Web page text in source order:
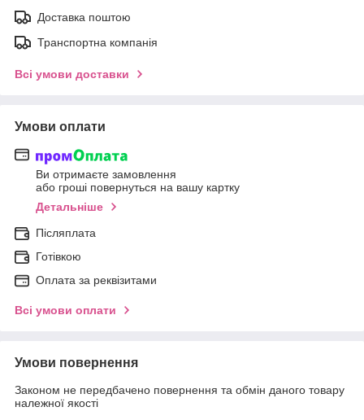
Доставка поштою
Транспортна компанія
Всі умови доставки
Умови оплати
Ви отримаєте замовлення
або гроші повернуться на вашу картку
Детальніше
Післяплата
Готівкою
Оплата за реквізитами
Всі умови оплати
Умови повернення
Законом не передбачено повернення та обмін даного товару
належної якості